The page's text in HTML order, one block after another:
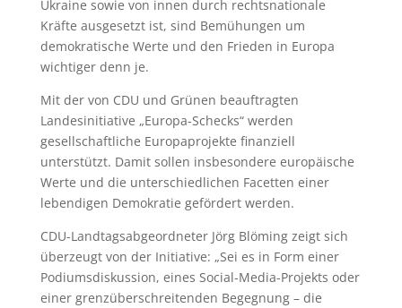
Ukraine sowie von innen durch rechtsnationale
Kräfte ausgesetzt ist, sind Bemühungen um
demokratische Werte und den Frieden in Europa
wichtiger denn je.
Mit der von CDU und Grünen beauftragten
Landesinitiative „Europa-Schecks“ werden
gesellschaftliche Europaprojekte finanziell
unterstützt. Damit sollen insbesondere europäische
Werte und die unterschiedlichen Facetten einer
lebendigen Demokratie gefördert werden.
CDU-Landtagsabgeordneter Jörg Blöming zeigt sich
überzeugt von der Initiative: „Sei es in Form einer
Podiumsdiskussion, eines Social-Media-Projekts oder
einer grenzüberschreitenden Begegnung – die